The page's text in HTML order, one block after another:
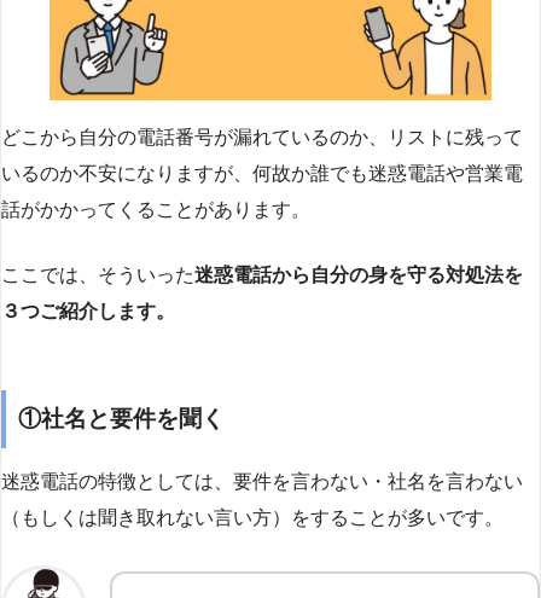
どこから自分の電話番号が漏れているのか、リストに残って
いるのか不安になりますが、何故か誰でも迷惑電話や営業電
話がかかってくることがあります。
ここでは、そういった迷惑電話から自分の身を守る対処法を
３つご紹介します。
①社名と要件を聞く
迷惑電話の特徴としては、要件を言わない・社名を言わない
（もしくは聞き取れない言い方）をすることが多いです。